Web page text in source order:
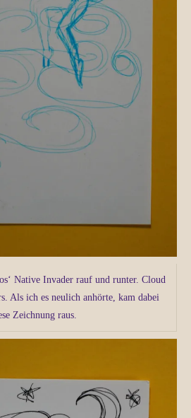
Native Invader rauf und runter. Cloud
Als ich es neulich anhörte, kam dabei
Zeichnung raus.